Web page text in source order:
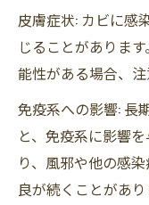
皮膚症状: カビに感
じることがありま
能性がある場合、注
免疫系への影響: 長
と、免疫系に影響
り、風邪や他の感
良が続くことがあり